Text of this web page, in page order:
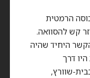
הרמטית
קש להסוואה.
היחיד שהיה
דרך
שוורץ,